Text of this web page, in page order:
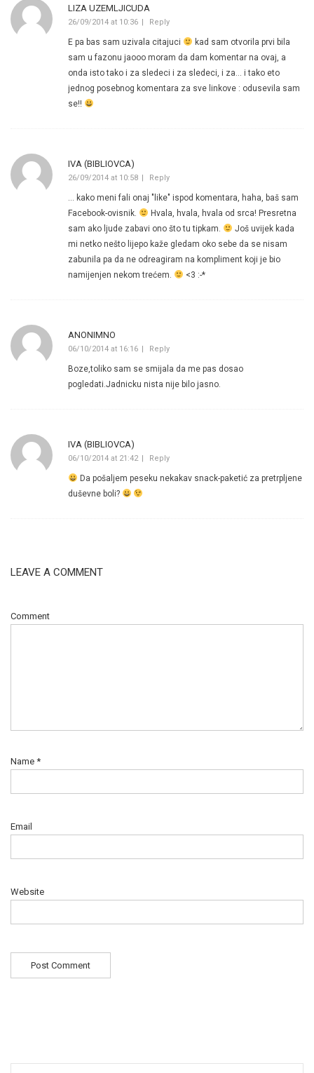
LIZA UZEMLJICUDA
26/09/2014 at 10:36 Reply
E pa bas sam uzivala citajuci
kad sam otvorila prvi bila
sam u fazonu jaooo moram da dam komentar na ovaj, a
onda isto tako i za sledeci i za sledeci, i za… i tako eto
jednog posebnog komentara za sve linkove : odusevila sam
se!!
IVA (BIBLIOVCA)
26/09/2014 at 10:58 Reply
… kako meni fali onaj "like" ispod komentara, haha, baš sam
Facebook-ovisnik.
Hvala, hvala, hvala od srca! Presretna
sam ako ljude zabavi ono što tu tipkam.
Još uvijek kada
mi netko nešto lijepo kaže gledam oko sebe da se nisam
zabunila pa da ne odreagiram na kompliment koji je bio
namijenjen nekom trećem.
<3 :-*
ANONIMNO
06/10/2014 at 16:16 Reply
Boze,toliko sam se smijala da me pas dosao
pogledati.Jadnicku nista nije bilo jasno.
IVA (BIBLIOVCA)
06/10/2014 at 21:42 Reply
Da pošaljem peseku nekakav snack-paketić za pretrpljene
duševne boli?
LEAVE A COMMENT
Comment
Name *
Email
Website